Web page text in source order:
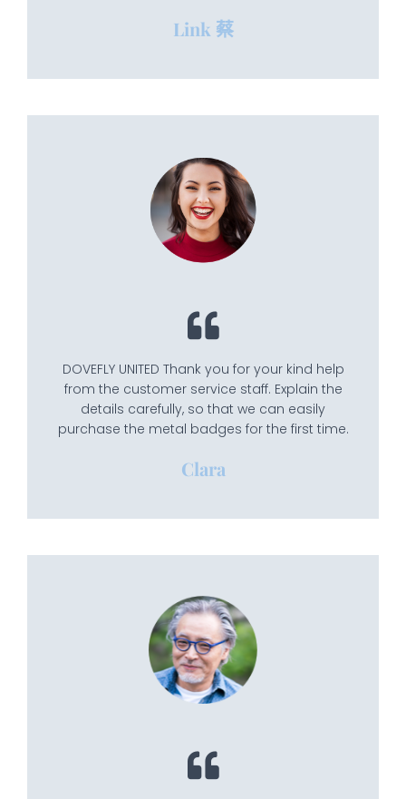
Link 蔡
DOVEFLY UNITED Thank you for your kind help
from the customer service staff. Explain the
details carefully, so that we can easily
purchase the metal badges for the first time.
Clara